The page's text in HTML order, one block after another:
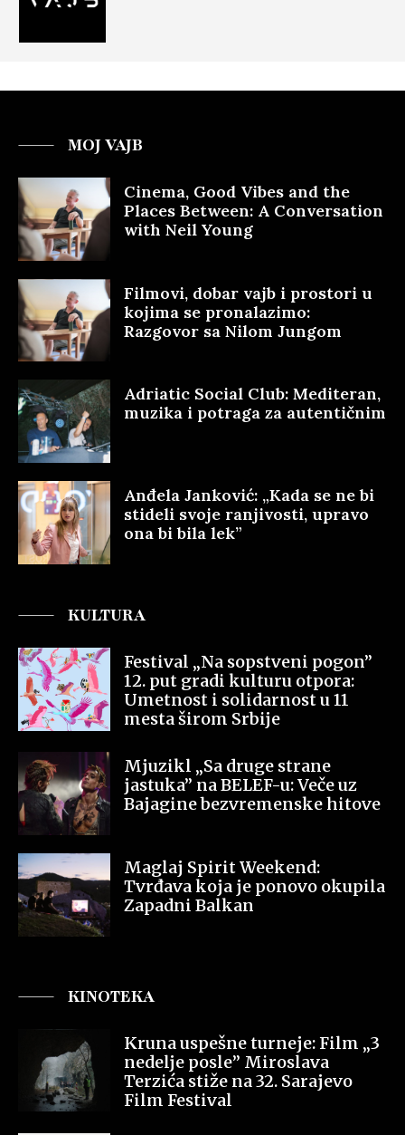
MOJ VAJB
Cinema, Good Vibes and the
Places Between: A Conversation
with Neil Young
Filmovi, dobar vajb i prostori u
kojima se pronalazimo:
Razgovor sa Nilom Jungom
Adriatic Social Club: Mediteran,
muzika i potraga za autentičnim
Anđela Janković: „Kada se ne bi
stideli svoje ranjivosti, upravo
ona bi bila lek”
KULTURA
Festival „Na sopstveni pogon”
12. put gradi kulturu otpora:
Umetnost i solidarnost u 11
mesta širom Srbije
Mjuzikl „Sa druge strane
jastuka” na BELEF-u: Veče uz
Bajagine bezvremenske hitove
Maglaj Spirit Weekend:
Tvrđava koja je ponovo okupila
Zapadni Balkan
KINOTEKA
Kruna uspešne turneje: Film „3
nedelje posle” Miroslava
Terzića stiže na 32. Sarajevo
Film Festival